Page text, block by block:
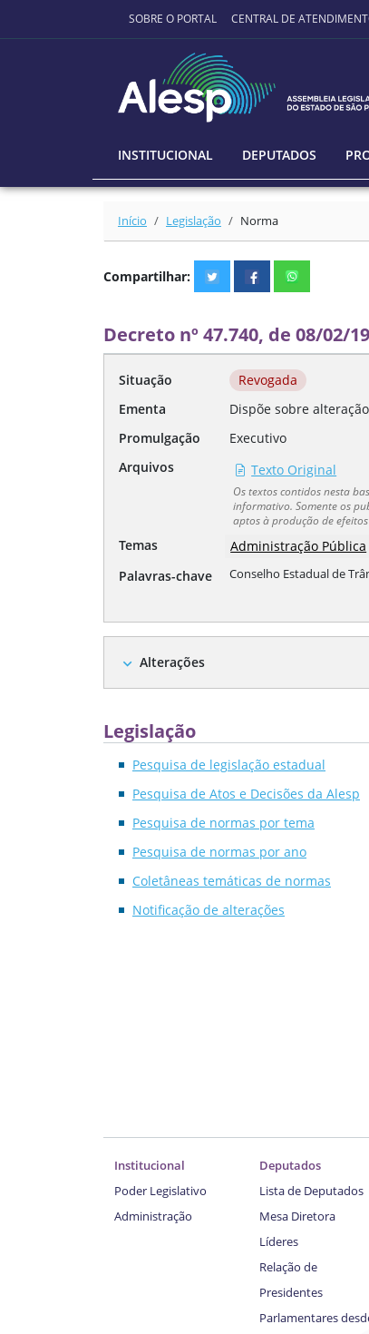
Ir para o conteúdo principal
SOBRE O PORTAL CENTRAL DE
INSTITUCIONAL DEPUTADOS
Início Legislação Norma
Compartilhar:
Decreto nº 47.740, de 08/02/
Situação
Revogada
Ementa
Dispõe sobre
Promulgação
Executivo
Arquivos
Texto Original
Os textos contidos nesta
informativo. Somente os
aptos à produção de efeitos
Temas Administração Pública
Palavras-chave Conselho Estadual de
expand_more Alterações
Legislação
Pesquisa de legislação estadual
Pesquisa de Atos e Decisões da Alesp
Pesquisa de normas por tema
Pesquisa de normas por ano
Coletâneas temáticas de normas
Notificação de alterações
Institucional
Poder Legislativo
Administração
Deputados
Lista de Deputados
Mesa Diretora
Líderes
Relação de
Presidentes
Parlamentares